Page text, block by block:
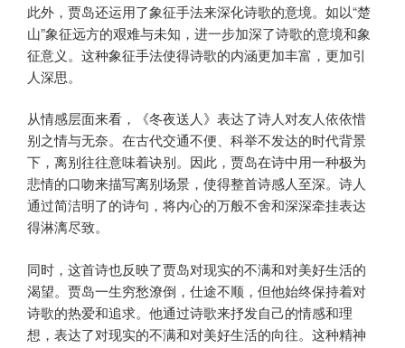
此外，贾岛还运用了象征手法来深化诗歌的意境。如以“楚
山”象征远方的艰难与未知，进一步加深了诗歌的意境和象
征意义。这种象征手法使得诗歌的内涵更加丰富，更加引
人深思。
从情感层面来看，《冬夜送人》表达了诗人对友人依依惜
别之情与无奈。在古代交通不便、科举不发达的时代背景
下，离别往往意味着诀别。因此，贾岛在诗中用一种极为
悲情的口吻来描写离别场景，使得整首诗感人至深。诗人
通过简洁明了的诗句，将内心的万般不舍和深深牵挂表达
得淋漓尽致。
同时，这首诗也反映了贾岛对现实的不满和对美好生活的
渴望。贾岛一生穷愁潦倒，仕途不顺，但他始终保持着对
诗歌的热爱和追求。他通过诗歌来抒发自己的情感和理
想，表达了对现实的不满和对美好生活的向往。这种精神